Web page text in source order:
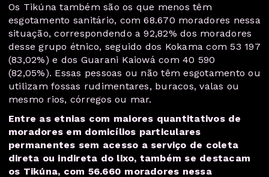
Os Tikúna também são os que menos têm
esgotamento sanitário, com 68.670 moradores nessa
situação, correspondendo a 92,82% dos moradores
desse grupo étnico, seguido dos Kokama com 53 197
(83,02%) e dos Guarani Kaiowá com 40 590
(82,05%). Essas pessoas ou não têm esgotamento ou
utilizam fossas rudimentares, buracos, valas ou
mesmo rios, córregos ou mar.
Entre as etnias com maiores quantitativos de
moradores em domicílios particulares
permanentes sem acesso a serviço de coleta
direta ou indireta do lixo, também se destacam
os Tikúna, com 56.660 moradores nessa